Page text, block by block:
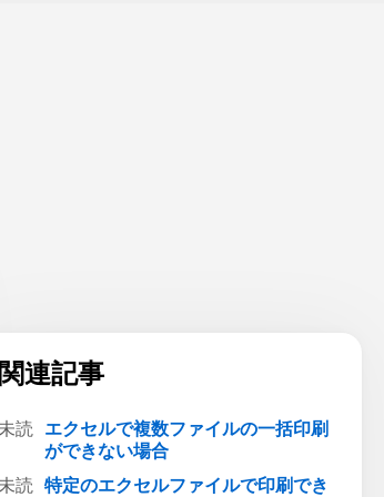
関連記事
エクセルで複数ファイルの一括印刷
ができない場合
特定のエクセルファイルで印刷でき